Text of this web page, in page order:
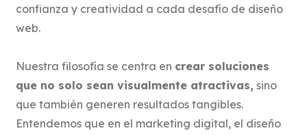
confianza y creatividad a cada desafío de diseño
web.
Nuestra filosofía se centra en crear soluciones
que no solo sean visualmente atractivas, sino
que también generen resultados tangibles.
Entendemos que en el marketing digital, el diseño